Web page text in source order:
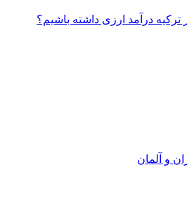
ترکیه درآمد ارزی داشته باشیم؟
و آلمان